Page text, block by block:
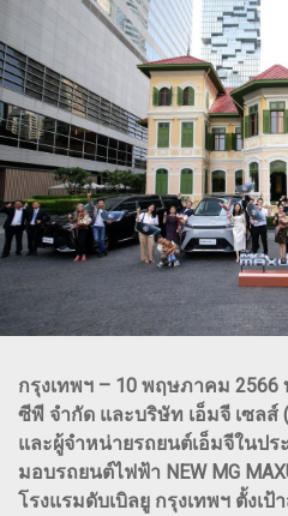
กรุงเทพฯ – 10 พฤษภาคม 2566
ซีพี จำกัด และบริษัท เอ็มจี เซลส์
และผู้จำหน่ายรถยนต์เอ็มจีในปร
มอบรถยนต์ไฟฟ้า NEW MG
โรงแรมดับเบิลยู กรุงเทพฯ ตั้งเ